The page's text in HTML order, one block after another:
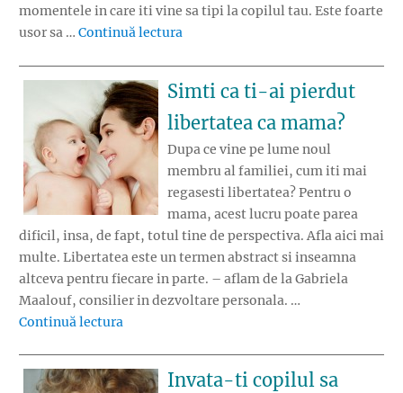
momentele in care iti vine sa tipi la copilul tau. Este foarte
usor sa … Continuă lectura
Simti ca ti-ai pierdut
libertatea ca mama?
Dupa ce vine pe lume noul
membru al familiei, cum iti mai
regasesti libertatea? Pentru o
mama, acest lucru poate parea
dificil, insa, de fapt, totul tine de perspectiva. Afla aici mai
multe. Libertatea este un termen abstract si inseamna
altceva pentru fiecare in parte. – aflam de la Gabriela
Maalouf, consilier in dezvoltare personala. …
Continuă lectura
Invata-ti copilul sa